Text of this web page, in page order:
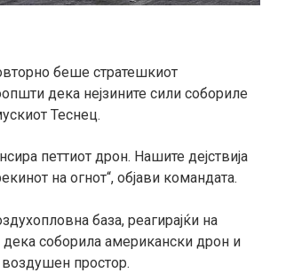
беше стратешкиот
дека нејзините сили собориле
Теснец.
петтиот дрон. Нашите дејствија
на огнот“, објави командата.
база, реагирајќи на
соборила американски дрон и
простор.